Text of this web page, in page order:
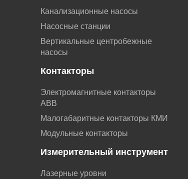
Канализационные насосы
Насосные станции
Вертикальные центробежные
насосы
Контакторы
Электромагнитные контакторы
АВВ
Малогабаритные контакторы КМИ
Модульные контакторы
Измерительный инструмент
Лазерные уровни